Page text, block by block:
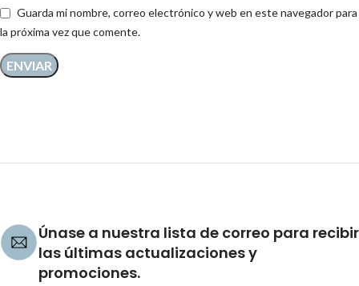
Guarda mi nombre, correo electrónico y web en este navegador para
la próxima vez que comente.
Únase a nuestra lista de correo para recibir
las últimas actualizaciones y
promociones.